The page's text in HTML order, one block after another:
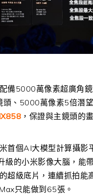
備5000萬像素超廣角
、5000萬像素5倍潛望
，保證與主鏡頭的
首個AI大模型計算攝影
級的小米影像大腦，能
超級底片，連續抓拍能
只能做到65張。